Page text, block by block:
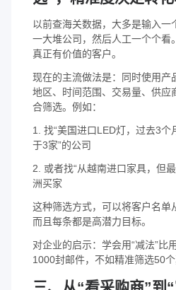
以前查海关数据，大多是输入一
一大堆公司，然后人工一个个看
真正有价值的客户。
现在的主流做法是：同时使用产
地区、时间范围、交易量、供应
合筛选。例如：
1. 找“美国进口LED灯，过去3
于3家”的公司
2. 或者找“从越南进口家具，但
洲买家
这种筛选方式，可以将客户名单
而且每条都是高潜力目标。
对企业的启示：学会用“减法”比
1000封邮件，不如精准筛选50个
三、从“看采购商”到“